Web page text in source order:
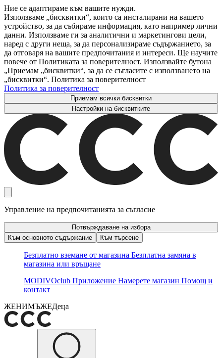
Ние се адаптираме към вашите нужди.
Използваме „бисквитки“, които са инсталирани на вашето
устройство, за да събираме информация, като например лични
данни. Използваме ги за аналитични и маркетингови цели,
наред с други неща, за да персонализираме съдържанието, за
да отговаря на вашите предпочитания и интереси. Ще научите
повече от Политиката за поверителност. Използвайте бутона
„Приемам „бисквитки“, за да се съгласите с използването на
„бисквитки“. Политика за поверителност
Политика за поверителност
Приемам всички бисквитки
Настройки на бисквитките
Управление на предпочитанията за съгласие
Потвърждаване на избора
Към основното съдържание
Към търсене
Безплатно вземане от магазина Безплатна замяна в
магазина или връщане
MODIVOclub Приложение Намерете магазин Помощ и
контакт
ЖЕНИМЪЖЕДеца